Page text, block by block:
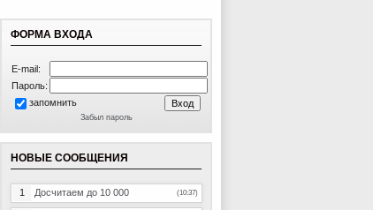
ФОРМА ВХОДА
E-mail:
Пароль:
запомнить
Забыл пароль
НОВЫЕ СООБЩЕНИЯ
1 Досчитаем до 10 000 (10:37)